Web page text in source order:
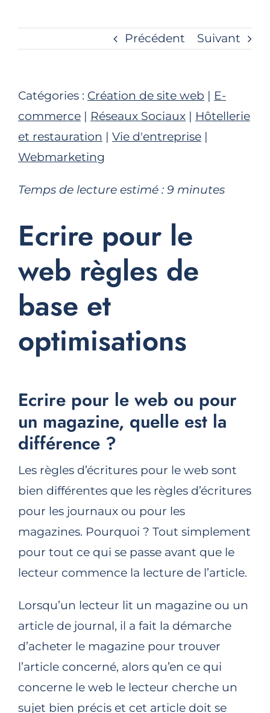
Précédent Suivant
Catégories : Création de site web | E-
commerce| Réseaux Sociaux| Hôtellerie
et restauration | Vie d'entreprise|
Webmarketing
Temps de lecture estimé : 9 minutes
Ecrire pour le
web règles de
base et
optimisations
Ecrire pour le web ou pour
un magazine, quelle est la
différence ?
Les règles d’écritures pour le web sont
bien différentes que les règles d’écritures
pour les journaux ou pour les
magazines. Pourquoi ? Tout simplement
pour tout ce qui se passe avant que le
lecteur commence la lecture de l’article.
Lorsqu’un lecteur lit un magazine ou un
article de journal, il a fait la démarche
d’acheter le magazine pour trouver
l’article concerné, alors qu’en ce qui
concerne le web le lecteur cherche un
sujet bien précis et cet article doit se